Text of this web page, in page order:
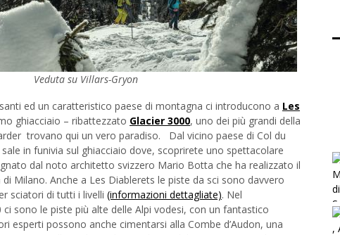
Veduta su Villars-Gryon
ed un caratteristico paese di montagna ci introducono a Les
ghiacciaio – ribattezzato Glacier 3000, uno dei più grandi della
trovano qui un vero paradiso. Dal vicino paese di Col du
in funivia sul ghiacciaio dove, scoprirete uno spettacolare
dal noto architetto svizzero Mario Botta che ha realizzato il
Milano. Anche a Les Diablerets le piste da sci sono davvero
sciatori di tutti i livelli (informazioni dettagliate). Nel
ci sono le piste più alte delle Alpi vodesi, con un fantastico
esperti possono anche cimentarsi alla Combe d’Audon, una